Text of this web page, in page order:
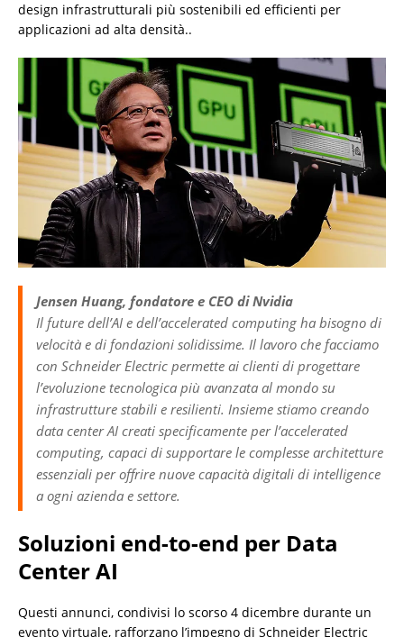
design infrastrutturali più sostenibili ed efficienti per
applicazioni ad alta densità..
Jensen Huang, fondatore e CEO di Nvidia
Il future dell’AI e dell’accelerated computing ha bisogno di
velocità e di fondazioni solidissime. Il lavoro che facciamo
con Schneider Electric permette ai clienti di progettare
l’evoluzione tecnologica più avanzata al mondo su
infrastrutture stabili e resilienti. Insieme stiamo creando
data center AI creati specificamente per l’accelerated
computing, capaci di supportare le complesse architetture
essenziali per offrire nuove capacità digitali di intelligence
a ogni azienda e settore.
Soluzioni end-to-end per Data
Center AI
Questi annunci, condivisi lo scorso 4 dicembre durante un
evento virtuale, rafforzano l’impegno di Schneider Electric